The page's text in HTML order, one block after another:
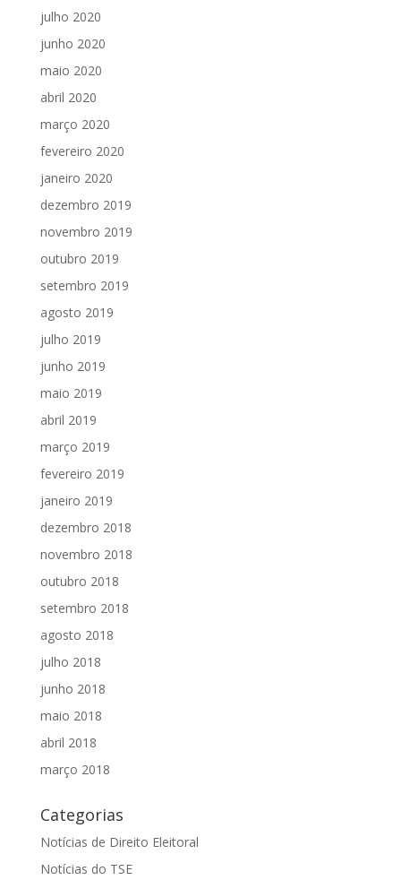
julho 2020
junho 2020
maio 2020
abril 2020
março 2020
fevereiro 2020
janeiro 2020
dezembro 2019
novembro 2019
outubro 2019
setembro 2019
agosto 2019
julho 2019
junho 2019
maio 2019
abril 2019
março 2019
fevereiro 2019
janeiro 2019
dezembro 2018
novembro 2018
outubro 2018
setembro 2018
agosto 2018
julho 2018
junho 2018
maio 2018
abril 2018
março 2018
Categorias
Notícias de Direito Eleitoral
Notícias do TSE